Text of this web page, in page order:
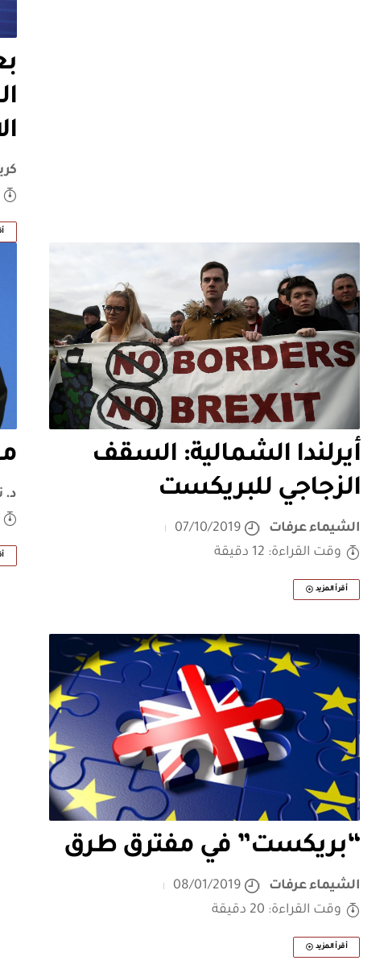
أيرلندا الشمالية: السقف
الزجاجي للبريكست
الشيماء عرفات
07/10/2019
وقت القراءة: 12 دقيقة
أقرأ المزيد
د.
“بريكست” في مفترق طرق
الشيماء عرفات
08/01/2019
وقت القراءة: 20 دقيقة
أقرأ المزيد